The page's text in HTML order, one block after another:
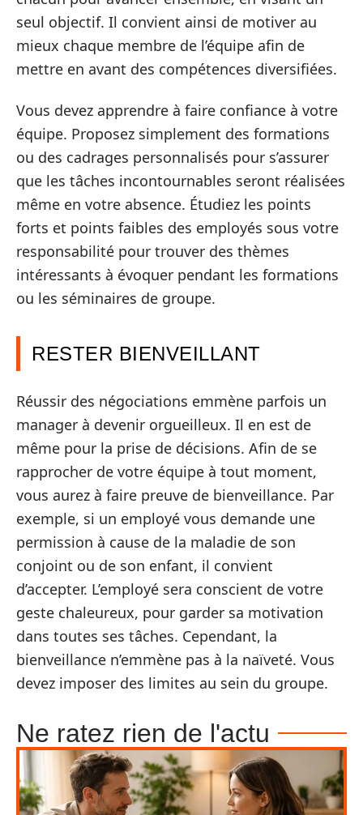
seul objectif. Il convient ainsi de motiver au
mieux chaque membre de l’équipe afin de
mettre en avant des compétences diversifiées.
Vous devez apprendre à faire confiance à votre
équipe. Proposez simplement des formations
ou des cadrages personnalisés pour s’assurer
que les tâches incontournables seront réalisées
même en votre absence. Étudiez les points
forts et points faibles des employés sous votre
responsabilité pour trouver des thèmes
intéressants à évoquer pendant les formations
ou les séminaires de groupe.
RESTER BIENVEILLANT
Réussir des négociations emmène parfois un
manager à devenir orgueilleux. Il en est de
même pour la prise de décisions. Afin de se
rapprocher de votre équipe à tout moment,
vous aurez à faire preuve de bienveillance. Par
exemple, si un employé vous demande une
permission à cause de la maladie de son
conjoint ou de son enfant, il convient
d’accepter. L’employé sera conscient de votre
geste chaleureux, pour garder sa motivation
dans toutes ses tâches. Cependant, la
bienveillance n’emmène pas à la naïveté. Vous
devez imposer des limites au sein du groupe.
Ne ratez rien de l'actu